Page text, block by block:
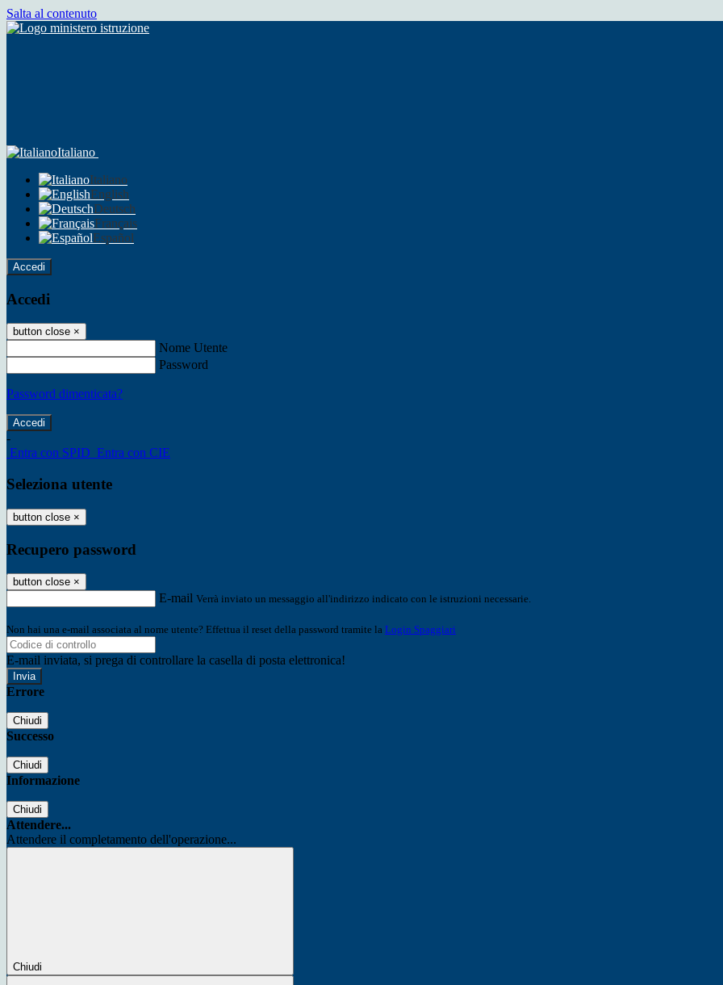
Salta al contenuto
Italiano
Italiano
English
Deutsch
Français
Español
Accedi
Accedi
button close ×
Nome Utente
Password
Password dimenticata?
-
Entra con SPID Entra con CIE
Seleziona utente
button close ×
Recupero password
button close ×
E-mail Verrà inviato un messaggio all'indirizzo indicato con le istruzioni necessarie.
Non hai una e-mail associata al nome utente? Effettua il reset della password tramite la Login Spaggiari
E-mail inviata, si prega di controllare la casella di posta elettronica!
Errore
Chiudi
Successo
Chiudi
Informazione
Chiudi
Attendere...
Attendere il completamento dell'operazione...
Chiudi